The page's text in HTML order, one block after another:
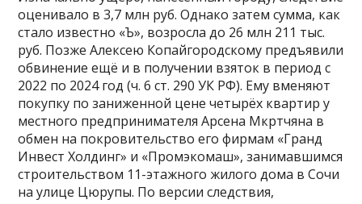
оценивало в 3,7 млн руб. Однако затем сумма, как
стало известно «Ъ», возросла до 26 млн 211 тыс.
руб. Позже Алексею Копайгородскому предъявили
обвинение ещё и в получении взяток в период с
2022 по 2024 год (ч. 6 ст. 290 УК РФ). Ему вменяют
покупку по заниженной цене четырёх квартир у
местного предпринимателя Арсена Мкртчяна в
обмен на покровительство его фирмам «Гранд
Инвест Холдинг» и «Промэкомаш», занимавшимся
строительством 11-этажного жилого дома в Сочи
на улице Цюрупы. По версии следствия,